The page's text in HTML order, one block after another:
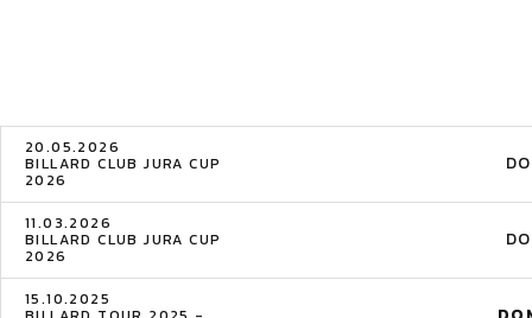
20.05.2026
BILLARD CLUB JURA CUP
2026
11.03.2026
BILLARD CLUB JURA CUP
2026
15.10.2025